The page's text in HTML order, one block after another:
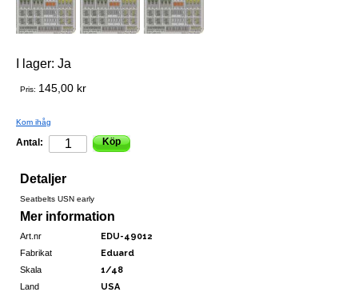
I lager: Ja
Pris: 145,00 kr
Kom ihåg
Antal: Köp
Detaljer
Seatbelts USN early
Mer information
Art.nr EDU-49012
Fabrikat Eduard
Skala 1/48
Land USA